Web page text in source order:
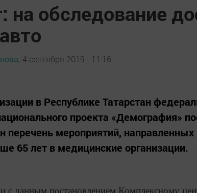
на обследование
4 сентября 2019 - 11:16
в Республике Татарстан
проекта «Демография»
перечень мероприятий, направленных
65 лет в медицинские организации.
с данным постановлением Комплексному